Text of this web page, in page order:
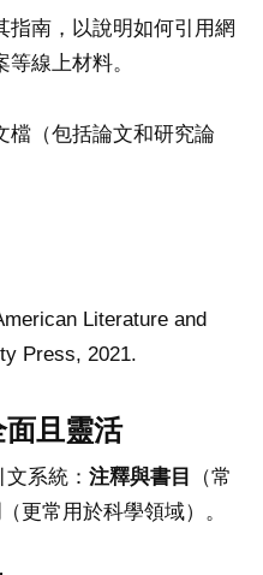
指南，以說明如何引用網
線上材料。
檔（包括論文和研究論
Literature and
Press, 2021.
且靈活
系統： 注釋與書目
（常
（更常用於科學領域）。